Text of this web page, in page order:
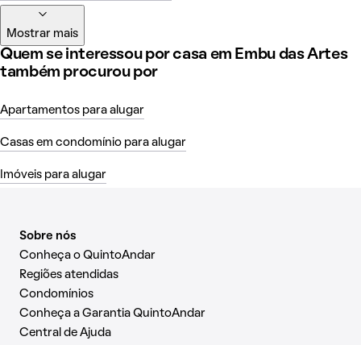
Mostrar mais
Quem se interessou por casa em Embu das Artes
também procurou por
Apartamentos para alugar
Casas em condomínio para alugar
Imóveis para alugar
Sobre nós
Conheça o QuintoAndar
Regiões atendidas
Condomínios
Conheça a Garantia QuintoAndar
Central de Ajuda